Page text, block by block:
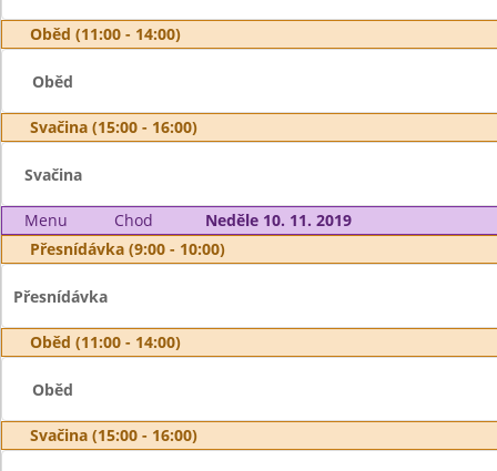
Oběd (11:00 - 14:00)
Oběd
Svačina (15:00 - 16:00)
Svačina
Menu Chod
Neděle 10. 11. 2019
Přesnídávka (9:00 - 10:00)
Přesnídávka
Oběd (11:00 - 14:00)
Oběd
Svačina (15:00 - 16:00)